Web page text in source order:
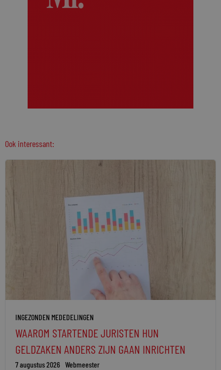
Ook interessant:
INGEZONDEN MEDEDELINGEN
WAAROM STARTENDE JURISTEN HUN
GELDZAKEN ANDERS ZIJN GAAN INRICHTEN
7 augustus 2026 Webmeester